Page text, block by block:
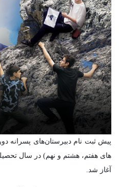
پیش ثبت نام دبیرستان‌های پسرانه
آغاز شد.